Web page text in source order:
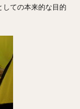
しての本来的な目的